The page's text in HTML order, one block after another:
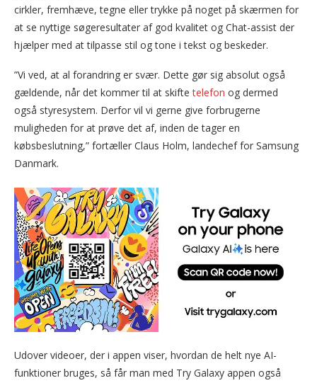
cirkler, fremhæve, tegne eller trykke på noget på skærmen for
at se nyttige søgeresultater af god kvalitet og Chat-assist der
hjælper med at tilpasse stil og tone i tekst og beskeder.
”Vi ved, at al forandring er svær. Dette gør sig absolut også
gældende, når det kommer til at skiftetelefon og dermed
også styresystem. Derfor vil vi gerne give forbrugerne
muligheden for at prøve det af, inden de tager en
købsbeslutning,” fortæller Claus Holm, landechef for Samsung
Danmark.
Udover videoer, der i appen viser, hvordan de helt nye AI-
funktioner bruges, så får man med Try Galaxy appen også